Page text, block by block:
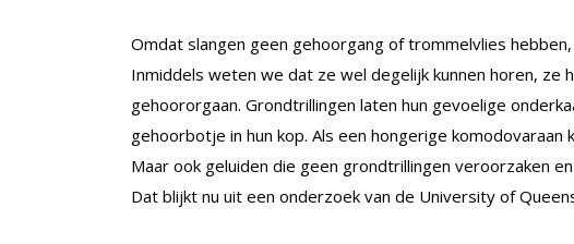
Omdat slangen geen gehoorgang of trommelvlies
Inmiddels weten we dat ze wel degelijk kunnen horen, ze
gehoororgaan. Grondtrillingen laten hun gevoelige
gehoorbotje in hun kop. Als een hongerige
Maar ook geluiden die geen grondtrillingen veroorzaken
Dat blijkt nu uit een onderzoek van de University of